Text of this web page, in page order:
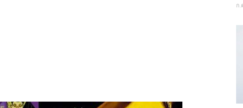
ก.